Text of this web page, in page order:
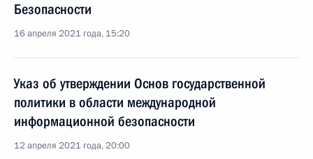
Безопасности
16 апреля 2021 года, 15:20
Указ об утверждении Основ государственной
политики в области международной
информационной безопасности
12 апреля 2021 года, 20:00